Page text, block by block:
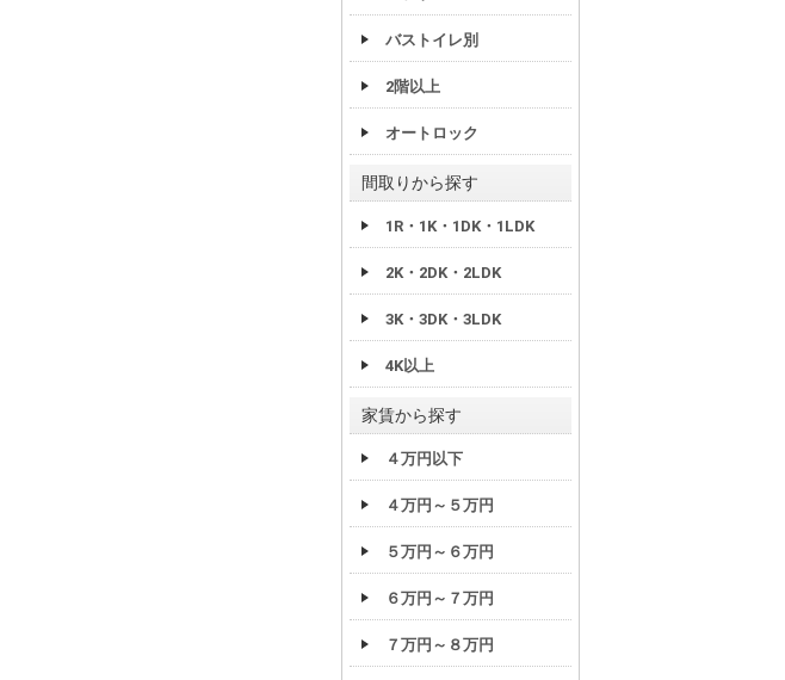
バストイレ別
2階以上
オートロック
間取りから探す
1R・1K・1DK・1LDK
2K・2DK・2LDK
3K・3DK・3LDK
4K以上
家賃から探す
４万円以下
４万円～５万円
５万円～６万円
６万円～７万円
７万円～８万円